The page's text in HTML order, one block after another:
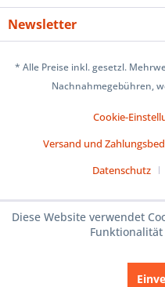
Newsletter
* Alle Preise inkl. gesetzl.
Nachnahmegebühren,
Cookie-
Versand und
Datenschutz
Diese Website verwendet